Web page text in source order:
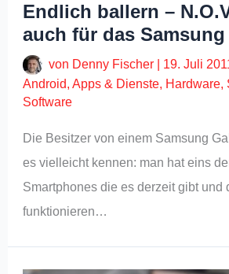
Endlich ballern –
auch für das Samsung
von Denny Fischer 19. Juli
Android,Apps & Dienste, Hardware,
Software
Die Besitzer von einem Samsung
es vielleicht kennen: man hat eins
Smartphones die es derzeit gibt und
funktionieren…